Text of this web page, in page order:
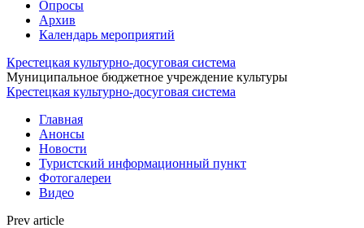
Опросы
Архив
Календарь мероприятий
Крестецкая культурно-досуговая система
Муниципальное бюджетное учреждение культуры
Крестецкая культурно-досуговая система
Главная
Анонсы
Новости
Туристский информационный пункт
Фотогалереи
Видео
Prev article